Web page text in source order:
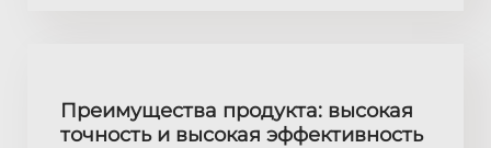
Преимущества продукта: высокая
точность и высокая эффективность